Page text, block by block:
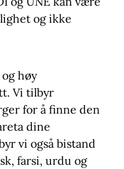
og ikke
høy
Vi tilbyr
for å finne den
dine
vi også bistand
farsi, urdu og